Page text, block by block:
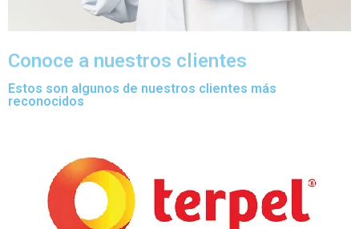
Conoce a nuestros clientes
Estos son algunos de nuestros clientes más
reconocidos